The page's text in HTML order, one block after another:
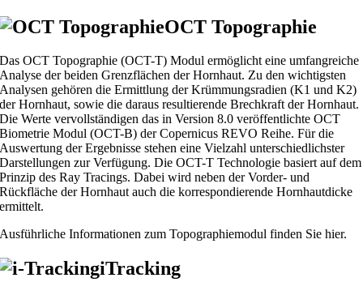
OCT Topographie
Das OCT Topographie (OCT-T) Modul ermöglicht eine umfangreiche
Analyse der beiden Grenzflächen der Hornhaut. Zu den wichtigsten
Analysen gehören die Ermittlung der Krümmungsradien (K1 und K2)
der Hornhaut, sowie die daraus resultierende Brechkraft der Hornhaut.
Die Werte vervollständigen das in Version 8.0 veröffentlichte OCT
Biometrie Modul (OCT-B) der Copernicus REVO Reihe. Für die
Auswertung der Ergebnisse stehen eine Vielzahl unterschiedlichster
Darstellungen zur Verfügung. Die OCT-T Technologie basiert auf dem
Prinzip des Ray Tracings. Dabei wird neben der Vorder- und
Rückfläche der Hornhaut auch die korrespondierende Hornhautdicke
ermittelt.
Ausführliche Informationen zum Topographiemodul finden Sie hier.
iTracking